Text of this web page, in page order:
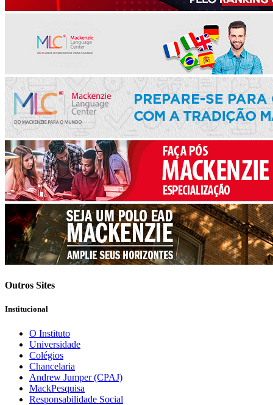
Outros Sites
Institucional
O Instituto
Universidade
Colégios
Chancelaria
Andrew Jumper (CPAJ)
MackPesquisa
Responsabilidade Social